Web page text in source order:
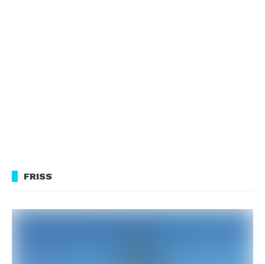
FRISS